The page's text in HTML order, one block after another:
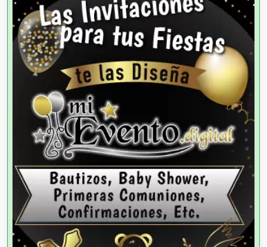
Agencias de Autos
Agencias de Cobranza
Agencias de Colocación
Agencias de Modelos
Agencias de Publicidad
Agencias de Viajes